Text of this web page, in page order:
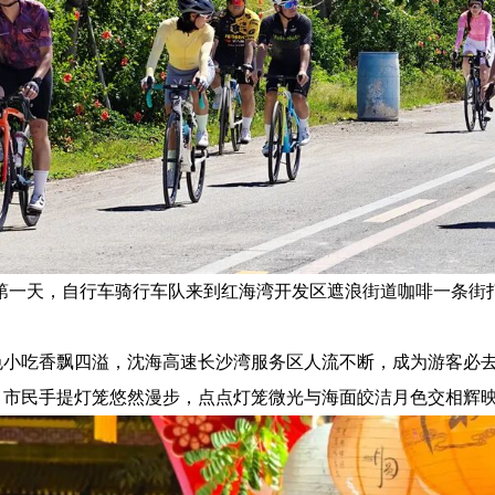
一天，自行车骑行车队来到红海湾开发区遮浪街道咖啡一条街
吃香飘四溢，沈海高速长沙湾服务区人流不断，成为游客必
民手提灯笼悠然漫步，点点灯笼微光与海面皎洁月色交相辉